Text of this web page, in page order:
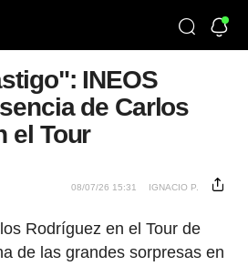
INEOS
de Carlos
el Tour
08/07/26 15:31 IGNACIO P.
Rodríguez en el Tour de
de las grandes sorpresas en